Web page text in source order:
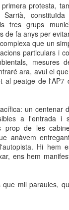
protesta,
Sarrià,
tres grups
de fa anys per
que un
particulars i
mesures
ara, avui el
al peatge de l'AP7
un centenar
a l'entrada i
prop de les
anàvem
Hi hem
ens hem
mil paraules,